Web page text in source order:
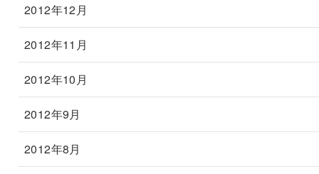
2012年12月
2012年11月
2012年10月
2012年9月
2012年8月